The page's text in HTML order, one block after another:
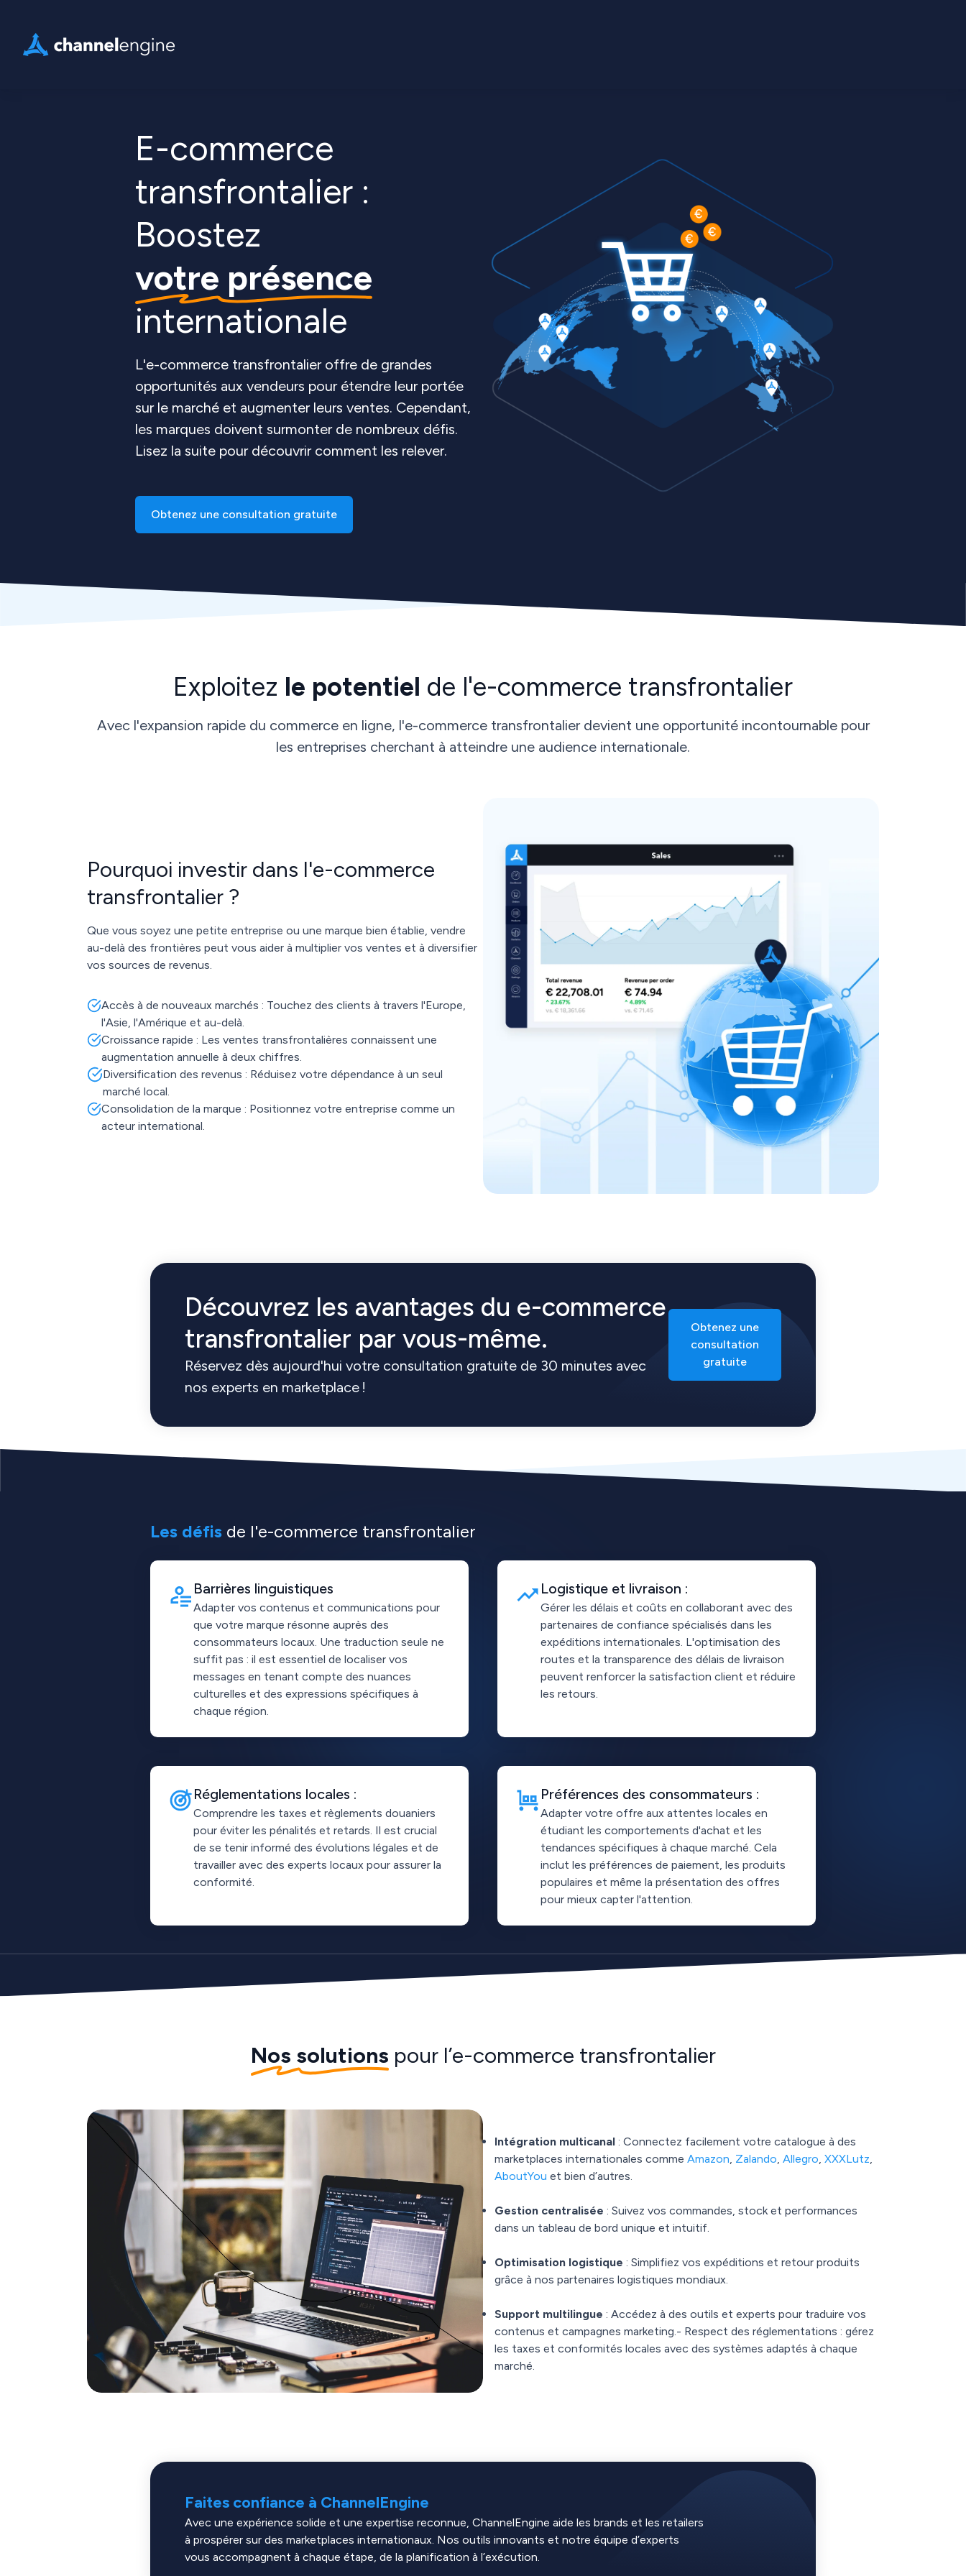
E-commerce
transfrontalier :
Boostez
votre présence
internationale
L'e-commerce transfrontalier offre de grandes
opportunités aux vendeurs pour étendre leur portée
sur le marché et augmenter leurs ventes. Cependant,
les marques doivent surmonter de nombreux défis.
Lisez la suite pour découvrir comment les relever.
Obtenez une consultation gratuite
Exploitez le potentiel de l'e-commerce transfrontalier
Avec l'expansion rapide du commerce en ligne, l'e-commerce transfrontalier devient une opportunité incontournable pour
les entreprises cherchant à atteindre une audience internationale.
Pourquoi investir dans l'e-commerce
transfrontalier ?
Que vous soyez une petite entreprise ou une marque bien établie, vendre
au-delà des frontières peut vous aider à multiplier vos ventes et à diversifier
vos sources de revenus.
Accès à de nouveaux marchés : Touchez des clients à travers l'Europe,
l'Asie, l'Amérique et au-delà.
Croissance rapide : Les ventes transfrontalières connaissent une
augmentation annuelle à deux chiffres.
Diversification des revenus : Réduisez votre dépendance à un seul
marché local.
Consolidation de la marque : Positionnez votre entreprise comme un
acteur international.
Découvrez les avantages du e-commerce
transfrontalier par vous-même.
Réservez dès aujourd'hui votre consultation gratuite de 30 minutes avec
nos experts en marketplace !
Obtenez une
consultation
gratuite
Les défis de l'e-commerce transfrontalier
Barrières linguistiques
Adapter vos contenus et communications pour
que votre marque résonne auprès des
consommateurs locaux. Une traduction seule ne
suffit pas : il est essentiel de localiser vos
messages en tenant compte des nuances
culturelles et des expressions spécifiques à
chaque région.
Logistique et livraison :
Gérer les délais et coûts en collaborant avec des
partenaires de confiance spécialisés dans les
expéditions internationales. L'optimisation des
routes et la transparence des délais de livraison
peuvent renforcer la satisfaction client et réduire
les retours.
Réglementations locales :
Comprendre les taxes et règlements douaniers
pour éviter les pénalités et retards. Il est crucial
de se tenir informé des évolutions légales et de
travailler avec des experts locaux pour assurer la
conformité.
Préférences des consommateurs :
Adapter votre offre aux attentes locales en
étudiant les comportements d'achat et les
tendances spécifiques à chaque marché. Cela
inclut les préférences de paiement, les produits
populaires et même la présentation des offres
pour mieux capter l'attention.
Nos solutions pour l’e-commerce transfrontalier
Intégration multicanal : Connectez facilement votre catalogue à des
marketplaces internationales comme Amazon, Zalando, Allegro, XXXLutz,
AboutYou et bien d’autres.
Gestion centralisée : Suivez vos commandes, stock et performances
dans un tableau de bord unique et intuitif.
Optimisation logistique : Simplifiez vos expéditions et retour produits
grâce à nos partenaires logistiques mondiaux.
Support multilingue : Accédez à des outils et experts pour traduire vos
contenus et campagnes marketing.- Respect des réglementations : gérez
les taxes et conformités locales avec des systèmes adaptés à chaque
marché.
Faites confiance à ChannelEngine
Avec une expérience solide et une expertise reconnue, ChannelEngine aide les brands et les retailers
à prospérer sur des marketplaces internationaux. Nos outils innovants et notre équipe d’experts
vous accompagnent à chaque étape, de la planification à l’exécution.